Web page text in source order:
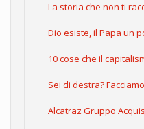
La storia che non ti
Dio esiste, il Papa un
10 cose che il
Sei di destra?
Alcatraz Gruppo